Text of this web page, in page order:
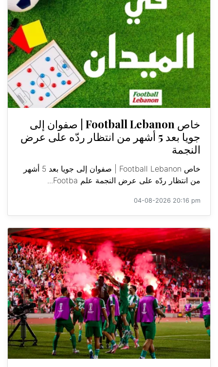
خاص Football Lebanon | صفوان إلى
جويا بعد 5 أشهر من انتظار ردّه على عرض
النجمة
خاص Football Lebanon | صفوان إلى جويا بعد 5 أشهر
من انتظار ردّه على عرض النجمة علم Footba...
04-08-2026 20:16 pm